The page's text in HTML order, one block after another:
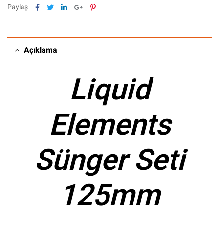
Paylaş Facebook
TwitterLinkedinGoogle+Pinterest
Açıklama
Liquid
Elements
Sünger Seti
125mm